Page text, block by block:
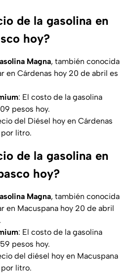
de la gasolina en
hoy?
Magna, también conocida
en Cárdenas hoy 20 de abril es
: El costo de la gasolina
pesos hoy.
del Diésel hoy en Cárdenas
litro.
de la gasolina en
hoy?
Magna, también conocida
en Macuspana hoy 20 de abril
: El costo de la gasolina
pesos hoy.
del diésel hoy en Macuspana
litro.